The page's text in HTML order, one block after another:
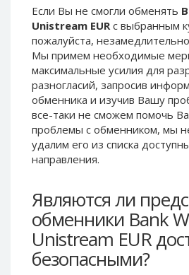
Если Вы не смогли обменять
Unistream EURс выбранным
пожалуйста, незамедлительно
Мы примем необходимые
максимальные усилия для
разногласий, запросив
обменника и изучив Вашу
все-таки не сможем помочь
проблемы c обменником, мы
удалим его из списка
направления.
Являются ли
обменники Bank
Unistream EUR
безопасными?
Phone Balance AMD
Neteller USD
Neteller EUR
Neteller INR
Neteller PLN
Neteller GBP
Neteller NOK
Neteller SEK
PaySera EUR
PaySera PLN
AliPay CNY
UnionPay CNY